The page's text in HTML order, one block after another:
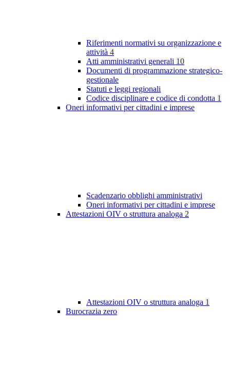
Riferimenti normativi su organizzazione e
attività 4
Atti amministrativi generali 10
Documenti di programmazione strategico-
gestionale
Statuti e leggi regionali
Codice disciplinare e codice di condotta 1
Oneri informativi per cittadini e imprese
Scadenzario obblighi amministrativi
Oneri informativi per cittadini e imprese
Attestazioni OIV o struttura analoga 2
Attestazioni OIV o struttura analoga 1
Burocrazia zero